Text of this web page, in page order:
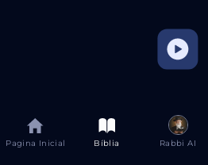
Pagina Inicial Bíblia Rabbi AI